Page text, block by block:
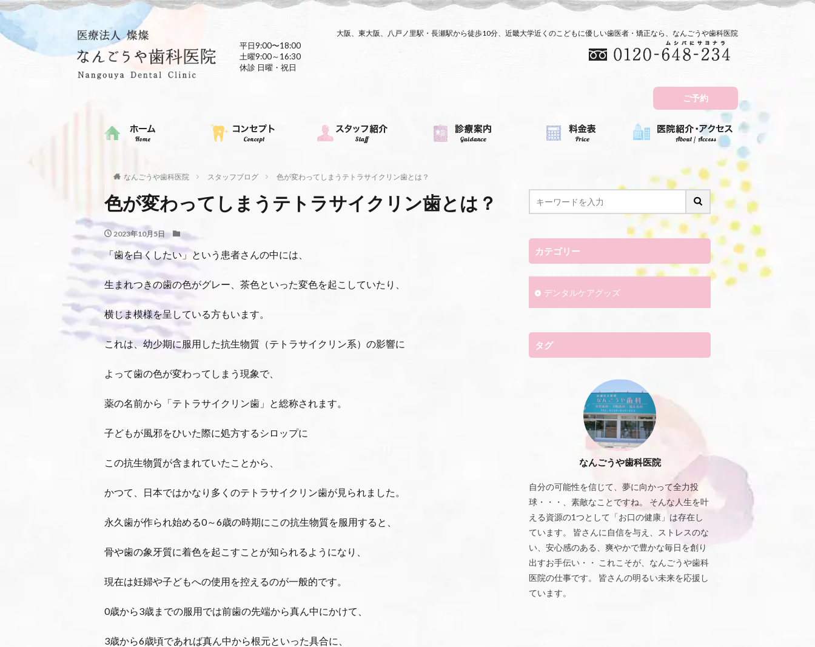
大阪、東大阪、八戸ノ里駅・長瀬駅から徒歩10分、近畿大学近くのこどもに優しい歯医者・矯正なら、なんごうや歯科医院
平日9:00〜18:00
土曜9:00～16:30
休診 日曜・祝日
ご予約
なんごうや歯科医院 スタッフブログ 色が変わってしまうテトラサイクリン歯とは？
色が変わってしまうテトラサイクリン歯とは？
2023年10月5日
「歯を白くしたい」という患者さんの中には、
生まれつきの歯の色がグレー、茶色といった変色を起こしていたり、
横じま模様を呈している方もいます。
これは、幼少期に服用した抗生物質 （テトラサイクリン系）の影響に
よって歯の色が変わってしまう現象で、
薬の名前から「テトラサイクリン歯」と総称されます。
子どもが風邪をひいた際に処方するシロップに
この抗生物質が含まれていたことから、
かつて、日本ではかなり多くのテトラサイクリン歯が見られました。
永久歯が作られ始める0～6歳の時期にこの抗生物質を服用すると、
骨や歯の象牙質に着色を起こすことが知られるようになり、
現在は妊婦や子どもへの使用を控えるのが一般的です。
0歳から3歳までの服用では前歯の先端から真ん中にかけて、
3歳から6歳頃であれば真ん中から根元といった具合に、
カテゴリー
デンタルケアグッズ
タグ
なんごうや歯科医院
自分の可能性を信じて、夢に向かって全力投
球・・・、素敵なことですね。 そんな人生を叶
える資源の1つとして「お口の健康」は存在し
ています。 皆さんに自信を与え、ストレスのな
い、安心感のある、爽やかで豊かな毎日を創り
出すお手伝い・・ これこそが、なんごうや歯科
医院の仕事です。 皆さんの明るい未来を応援し
ています。